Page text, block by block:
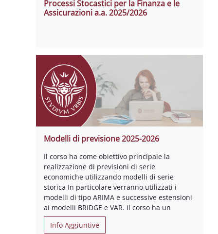
Processi Stocastici per la Finanza e le
Assicurazioni a.a. 2025/2026
Modelli di previsione 2025-2026
Il corso ha come obiettivo principale la
realizzazione di previsioni di serie
economiche utilizzando modelli di serie
storica In particolare verranno utilizzati i
modelli di tipo ARIMA e successive estensioni
ai modelli BRIDGE e VAR. Il corso ha un
Info Aggiuntive